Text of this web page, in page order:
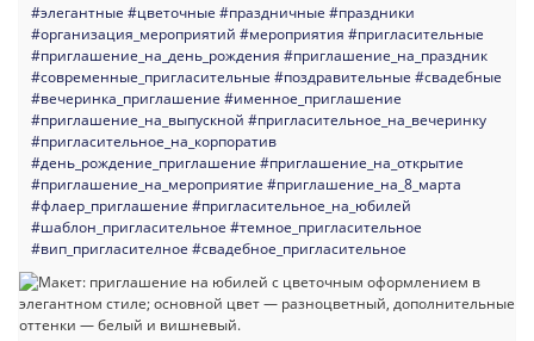
#элегантные #цветочные #праздничные #праздники
#организация_мероприятий #мероприятия #пригласительные
#приглашение_на_день_рождения #приглашение_на_праздник
#современные_пригласительные #поздравительные #свадебные
#вечеринка_приглашение #именное_приглашение
#приглашение_на_выпускной #пригласительное_на_вечеринку
#пригласительное_на_корпоратив
#день_рождение_приглашение #приглашение_на_открытие
#приглашение_на_мероприятие #приглашение_на_8_марта
#флаер_приглашение #пригласительное_на_юбилей
#шаблон_пригласительное #темное_пригласительное
#вип_пригласителное #свадебное_пригласительное